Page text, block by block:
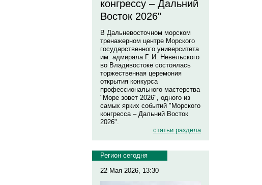
конгрессу – Дальний
Восток 2026"
В Дальневосточном морском
тренажерном центре Морского
государственного университета
им. адмирала Г. И. Невельского
во Владивостоке состоялась
торжественная церемония
открытия конкурса
профессионального мастерства
"Море зовет 2026", одного из
самых ярких событий "Морского
конгресса – Дальний Восток
2026".
статьи раздела
Регион сегодня
22 Мая 2026, 13:30